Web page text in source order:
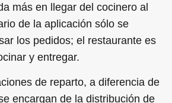
más en llegar del cocinero al
de la aplicación sólo se
los pedidos; el restaurante es
y entregar.
de reparto, a diferencia de
encargan de la distribución de